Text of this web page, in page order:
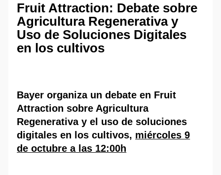
Fruit Attraction: Debate sobre
Agricultura Regenerativa y
Uso de Soluciones Digitales
en los cultivos
Bayer organiza un debate en Fruit
Attraction sobre Agricultura
Regenerativa y el uso de soluciones
digitales en los cultivos, miércoles 9
de octubre a las 12:00h